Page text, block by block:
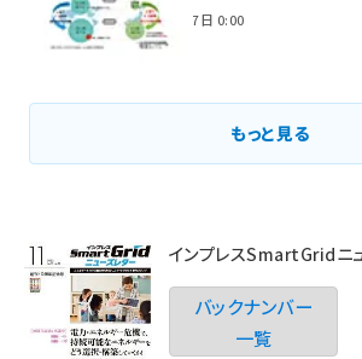
2021年3月7日 0:00
もっと見る
インプレスSmartGridニ
バックナンバー
一覧